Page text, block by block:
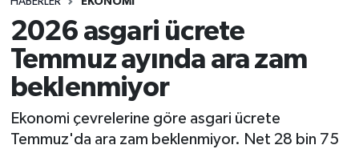
2026 asgari ücrete
Temmuz ayında ara zam
beklenmiyor
Ekonomi çevrelerine göre asgari ücrete
Temmuz'da ara zam beklenmiyor. Net 28 bin 75
Resmi İlanlar
Alanyaspor
Turizm
Süper Lig Puan Durumu ve Fikstür
Tüm Manşetler
Son Dakika Haberleri